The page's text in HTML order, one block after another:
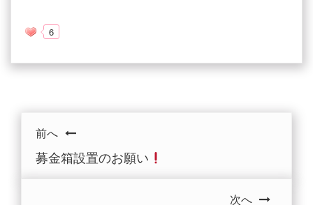
6
前へ
募金箱設置のお願い
次へ